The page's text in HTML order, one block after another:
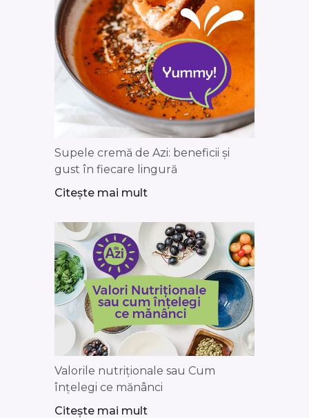
Supele cremă de Azi: beneficii și
gust în fiecare lingură
Citește mai mult
Valorile nutriționale sau Cum
înțelegi ce mănânci
Citește mai mult